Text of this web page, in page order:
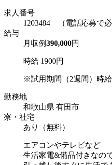
求人番号
1203484 （電話応募で必
給与
月収例390,000円
時給 1900円
※試用期間（2週間）時
勤務地
和歌山県 有田市
寮・社宅
あり（無料）
エアコンやテレビなど
生活家電&備品付きなので